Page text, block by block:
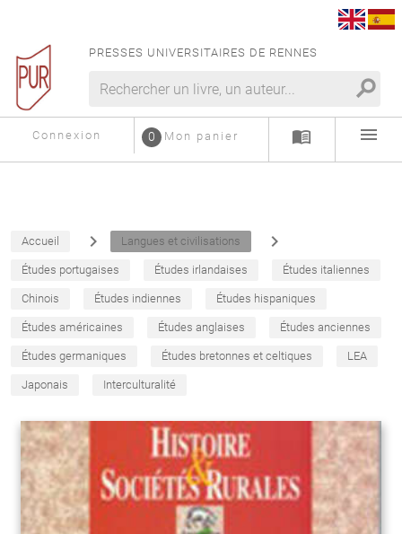
PRESSES UNIVERSITAIRES DE RENNES
search
Connexion Mon panier
0 menu_book menu
Accueil navigate_next Langues et civilisations navigate_next
Études portugaises Études irlandaises Études italiennes
Chinois Études indiennes Études hispaniques
Études américaines Études anglaises Études anciennes
Études germaniques Études bretonnes et celtiques LEA
Japonais Interculturalité